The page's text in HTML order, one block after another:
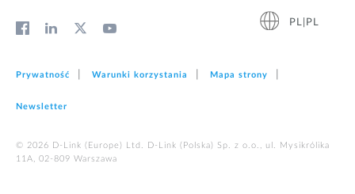
PL|PL
Prywatność Warunki korzystania Mapa strony
Newsletter
© 2026 D‑Link (Europe) Ltd. D-Link (Polska) Sp. z o.o., ul. Mysikrólika
11A, 02-809 Warszawa